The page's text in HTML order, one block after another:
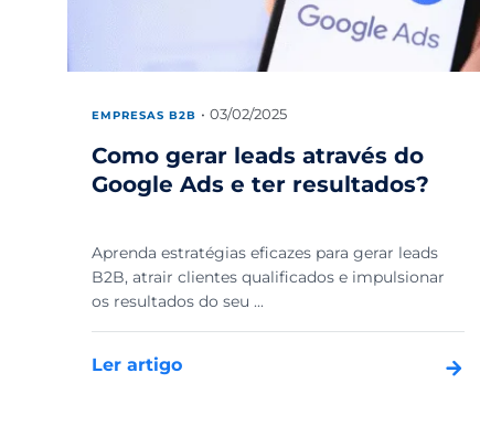
EMPRESAS B2B 03/02/2025
Como gerar leads através do
Google Ads e ter resultados?
Aprenda estratégias eficazes para gerar leads
B2B, atrair clientes qualificados e impulsionar
os resultados do seu ...
Ler artigo